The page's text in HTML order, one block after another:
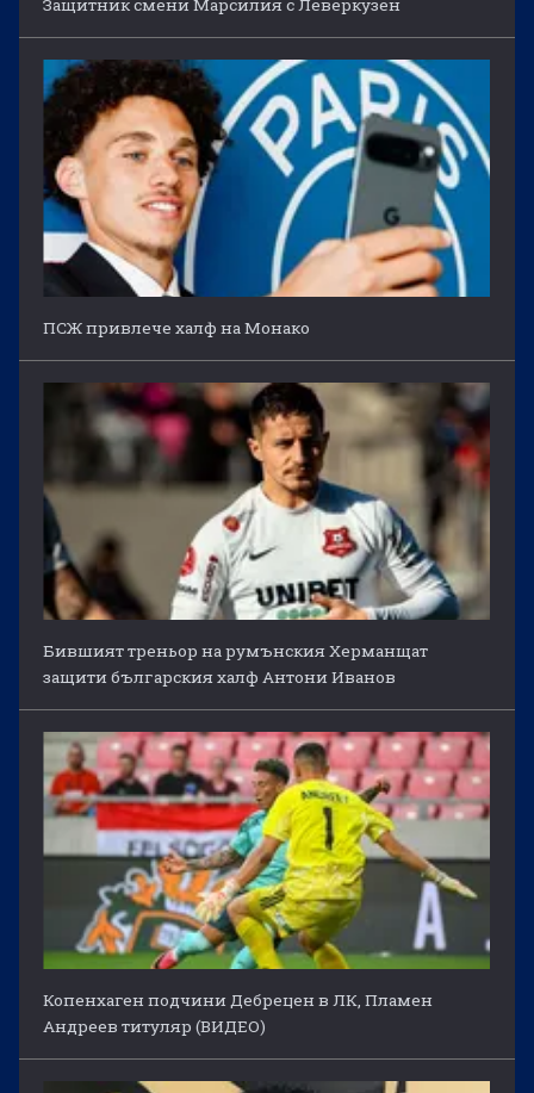
Защитник смени Марсилия с Леверкузен
ПСЖ привлече халф на Монако
Бившият треньор на румънския Херманщат
защити българския халф Антони Иванов
Копенхаген подчини Дебрецен в ЛК, Пламен
Андреев титуляр (ВИДЕО)